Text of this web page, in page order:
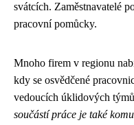
svátcích. Zaměstnavatelé
pracovní pomůcky.
Mnoho firem v regionu
kdy se osvědčené
vedoucích úklidových
součástí práce je také